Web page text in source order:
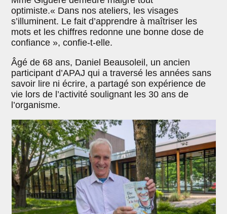
optimiste.« Dans nos ateliers, les visages
s’illuminent. Le fait d’apprendre à maîtriser les
mots et les chiffres redonne une bonne dose de
confiance », confie-t-elle.
Âgé de 68 ans, Daniel Beausoleil, un ancien
participant d’APAJ qui a traversé les années sans
savoir lire ni écrire, a partagé son expérience de
vie lors de l’activité soulignant les 30 ans de
l’organisme.